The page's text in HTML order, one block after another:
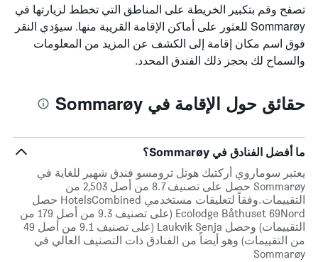
تصفح وقم بتكبير الخريطة على المناطق التي تخطط لزيارتها في
Sommarøy للعثور على أماكن الإقامة القريبة منها. سيؤدي النقر
فوق اسم مكان إقامة إلى الكشف عن المزيد من المعلومات
والسماح لك بحجز ذلك الفندق المحدد.
حقائق حول الإقامة في Sommarøy
ما أفضل الفنادق في Sommarøy؟
يعتبر سوماروي أركتيك هوتل ترومسو فندق شهير للغاية في
Sommarøy حصل على تصنيف 8.7 من أصل 2,503 من
التقييمات.وفقاً لتعليقات مستخدمي HotelsCombined حصل
Ecolodge Båthuset 69Nord (على تصنيف 9.3 من أصل 179 من
التقييمات) وحصل Laukvik Senja (على تصنيف 9.1 من أصل 49
من التقييمات) وهو أيضاً من الفنادق ذات التصنيف العالي في
Sommarøy